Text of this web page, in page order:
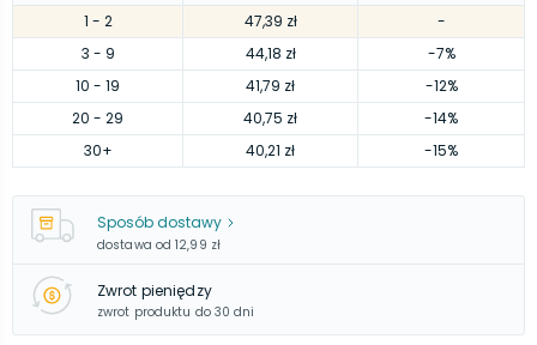
1 - 2 47,39 zł
-
3 - 9 44,18 zł
-7%
10 - 19 41,79 zł
-12%
20 - 29 40,75 zł
-14%
30+ 40,21 zł -15%
Sposób dostawy
dostawa od 12,99 zł
Zwrot pieniędzy
zwrot produktu do 30 dni